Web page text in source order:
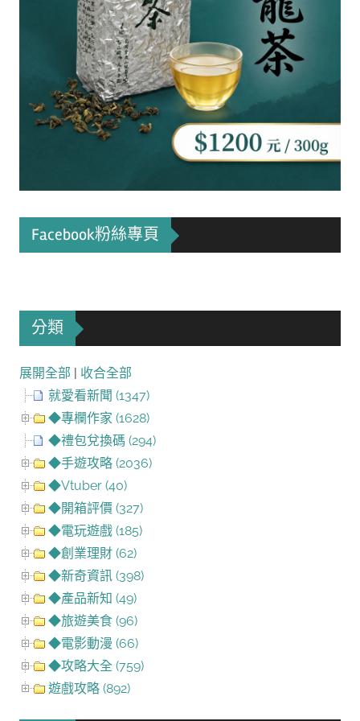
Facebook粉絲專頁
分類
展開全部 | 收合全部
就愛看新聞 (1347)
◆專欄作家 (1628)
◆禮包兌換碼 (294)
◆手遊攻略 (2036)
◆Vtuber (40)
◆開箱評價 (327)
◆電玩遊戲 (185)
◆創業理財 (62)
◆新奇資訊 (398)
◆產品新知 (49)
◆旅遊美食 (96)
◆電影動漫 (66)
◆攻略大全 (759)
遊戲攻略 (892)